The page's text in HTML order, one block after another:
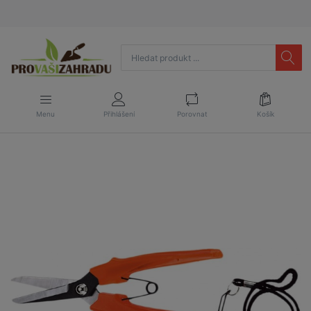
Menu Přihlášení Porovnat Košík